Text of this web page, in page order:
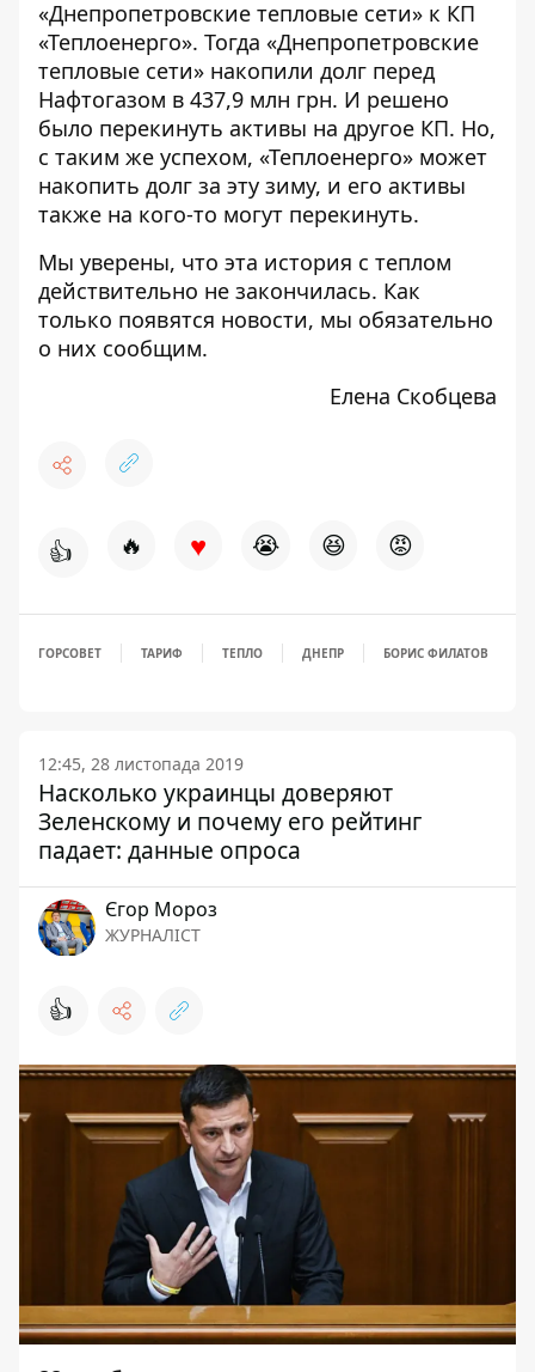
«Днепропетровские тепловые сети» к КП
«Теплоенерго». Тогда «Днепропетровские
тепловые сети» накопили долг перед
Нафтогазом в 437,9 млн грн. И решено
было перекинуть активы на другое КП. Но,
с таким же успехом, «Теплоенерго» может
накопить долг за эту зиму, и его активы
также на кого-то могут перекинуть.
Мы уверены, что эта история с теплом
действительно не закончилась. Как
только появятся новости, мы обязательно
о них сообщим.
Елена Скобцева
👍 🔥 ♥ 😭 😆 😡
ГОРСОВЕТ ТАРИФ ТЕПЛО ДНЕПР БОРИС ФИЛАТОВ
12:45, 28 листопада 2019
Насколько украинцы доверяют
Зеленскому и почему его рейтинг
падает: данные опроса
Єгор Мороз
ЖУРНАЛІСТ
👍